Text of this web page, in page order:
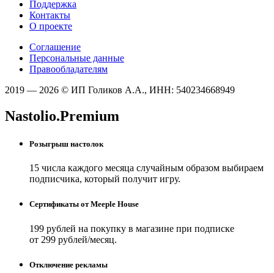
Поддержка
Контакты
О проекте
Соглашение
Персональные данные
Правообладателям
2019 — 2026 © ИП Голиков А.А., ИНН: 540234668949
Nastolio.Premium
Розыгрыш настолок
15 числа каждого месяца случайным образом выбираем
подписчика, который получит игру.
Сертификаты от Meeple House
199 рублей на покупку в магазине при подписке
от 299 рублей/месяц.
Отключение рекламы